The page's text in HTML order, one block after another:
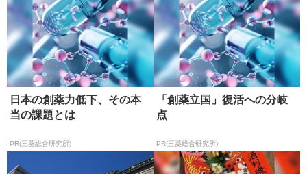
日本の創薬力低下、その本
当の課題とは
PR(三菱総合研究所)
「創薬立国」復活への分岐
点
PR(三菱総合研究所)